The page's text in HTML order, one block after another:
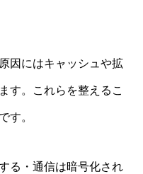
因にはキャッシュや拡
す。これらを整えるこ
す。
る・通信は暗号化され